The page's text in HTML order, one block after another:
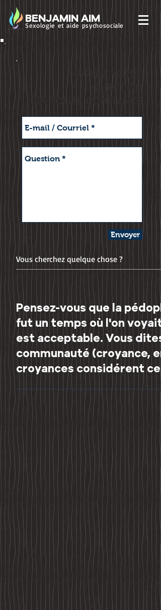
BENJAMIN AIM
Sexologie et aide psychosociale
Posez votre
question
en toute confiance
Envoyer
Pensez-vous que la
fut un temps où l'on
est acceptable. Vous
communauté (croyance,
croyances considérent
Premièrement, la pédophilie est
"consentement" l'acceptent ou la
considérée comme une orientation
veut aussi dire qu'ils peuvent évoluer
Certains ont des codes d'attractions et
acquis, car la plupart des
c’est souvent lié à la perte d’érection
souvent sa première source
change de codes, ça ne marchera plus
génitales avec des adultes. Le
domination psychologique ou physique
pas entre affection et sexualité ; (3) un
(ce qui l’excite). Tout en étant ferme
même être retiré en tout temps), une
faire désapprendre et réapprivoiser
narcissiques ne consultent quasiment
faut le vivre émotionnellement, à
un sentiment. Elle sera toujours plus